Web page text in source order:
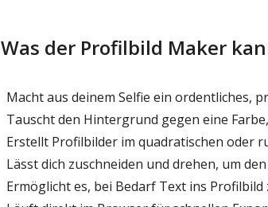
Was der Profilbild Maker
Macht aus deinem Selfie ein ordentliches,
Tauscht den Hintergrund gegen eine
Erstellt Profilbilder im quadratischen oder
Lässt dich zuschneiden und drehen, um
Ermöglicht es, bei Bedarf Text ins Profilbild